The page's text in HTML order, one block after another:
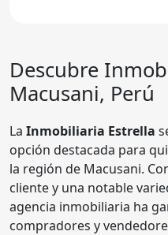
Descubre
Macusani, Perú
La Inmobiliaria Estrella
opción destacada para
la región de Macusani.
cliente y una notable
agencia inmobiliaria ha
compradores y